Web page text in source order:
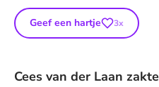
Geef een hartje 3x
Cees van der Laan